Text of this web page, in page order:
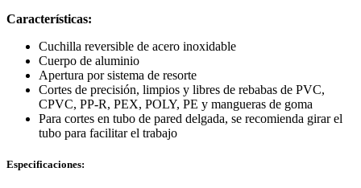
Características:
Cuchilla reversible de acero inoxidable
Cuerpo de aluminio
Apertura por sistema de resorte
Cortes de precisión, limpios y libres de rebabas de PVC,
CPVC, PP-R, PEX, POLY, PE y mangueras de goma
Para cortes en tubo de pared delgada, se recomienda girar el
tubo para facilitar el trabajo
Especificaciones: